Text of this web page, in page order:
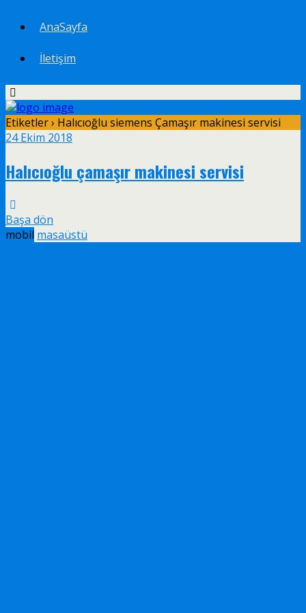
AnaSayfa
İletişim
Etiketler › Halıcıoğlu siemens Çamaşır makinesi servisi
24 Ekim 2018
Halıcıoğlu çamaşır makinesi servisi
Başa dön
mobil masaüstü